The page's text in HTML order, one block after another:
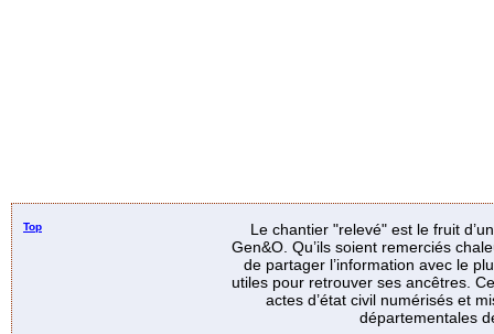
Top
Le chantier "relevé" est le fruit
Gen&O. Qu’ils soient remerciés
de partager l’information avec le
utiles pour retrouver ses ancêtres.
actes d’état civil numérisés et
départementales